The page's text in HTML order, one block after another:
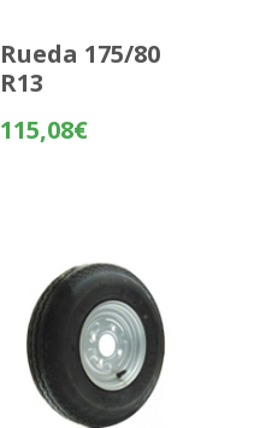
Rueda 175/80
R13
115,08€